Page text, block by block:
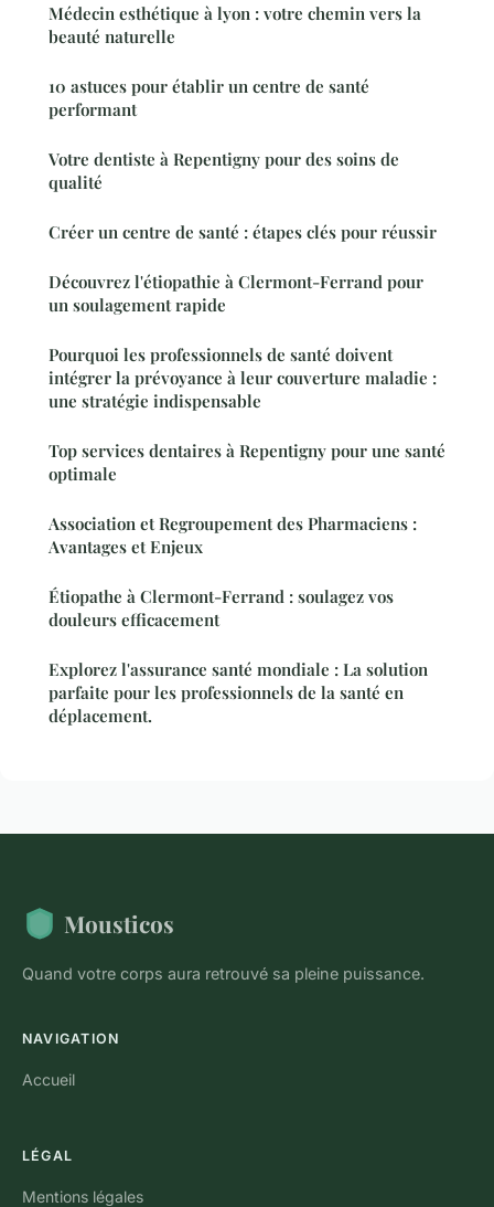
Médecin esthétique à lyon : votre chemin vers la
beauté naturelle
10 astuces pour établir un centre de santé
performant
Votre dentiste à Repentigny pour des soins de
qualité
Créer un centre de santé : étapes clés pour réussir
Découvrez l'étiopathie à Clermont-Ferrand pour
un soulagement rapide
Pourquoi les professionnels de santé doivent
intégrer la prévoyance à leur couverture maladie :
une stratégie indispensable
Top services dentaires à Repentigny pour une santé
optimale
Association et Regroupement des Pharmaciens :
Avantages et Enjeux
Étiopathe à Clermont-Ferrand : soulagez vos
douleurs efficacement
Explorez l'assurance santé mondiale : La solution
parfaite pour les professionnels de la santé en
déplacement.
Mousticos
Quand votre corps aura retrouvé sa pleine puissance.
NAVIGATION
Accueil
LÉGAL
Mentions légales